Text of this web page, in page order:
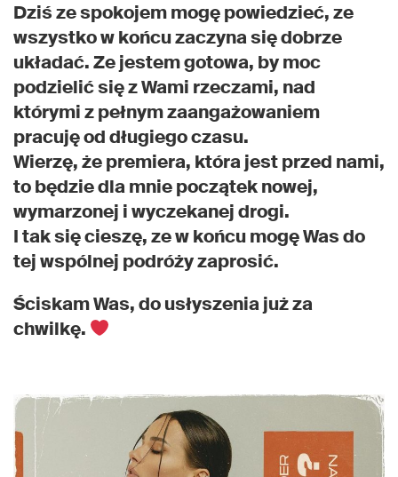
Dziś ze spokojem mogę powiedzieć, ze
wszystko w końcu zaczyna się dobrze
układać. Ze jestem gotowa, by moc
podzielić się z Wami rzeczami, nad
którymi z pełnym zaangażowaniem
pracuję od długiego czasu.
Wierzę, że premiera, która jest przed nami,
to będzie dla mnie początek nowej,
wymarzonej i wyczekanej drogi.
I tak się cieszę, ze w końcu mogę Was do
tej wspólnej podróży zaprosić.
Ściskam Was, do usłyszenia już za
chwilkę.